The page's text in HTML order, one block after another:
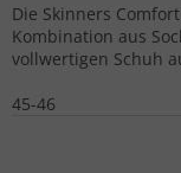
Die Skinners
Kombination aus
vollwertigen Schuh
45-46